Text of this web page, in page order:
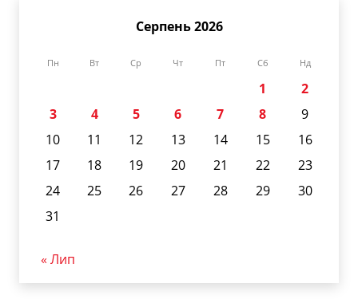
Серпень 2026
Пн Вт Ср Чт Пт Сб Нд
1
2
3
4 5 6 7 8
9
10
11 12 13 14 15
16
17
18 19 20 21 22
23
24
25 26 27 28 29
30
31
« Лип